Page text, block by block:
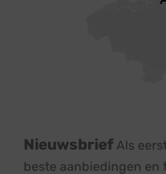
Nieuwsbrief Als
beste aanbiedingen en